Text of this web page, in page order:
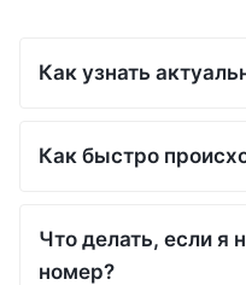
Как узнать
Как быстро
Что делать, если я
номер?